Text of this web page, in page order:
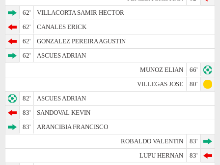
62'
VILLACORTA SAMIR HECTOR
62'
CANALES ERICK
62'
GONZALEZ PEREIRA AGUSTIN
62'
ASCUES ADRIAN
MUNOZ ELIAN
66'
VILLEGAS JOSE
80'
82'
ASCUES ADRIAN
83'
SANDOVAL KEVIN
83'
ARANCIBIA FRANCISCO
ROBALDO VALENTIN
83'
LUPU HERNAN
83'